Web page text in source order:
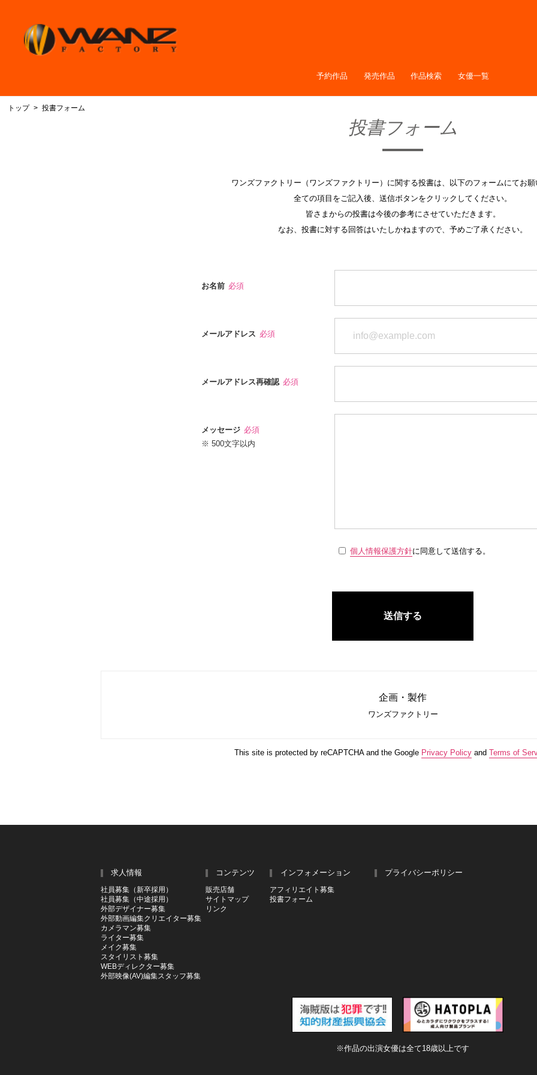
予約作品 発売作品 作品検索 女優一覧
トップ 投書フォーム
投書フォーム
ワンズファクトリー（ワンズファクトリー）に関する投書は、以下のフォームにてお願
全ての項目をご記入後、送信ボタンをクリックしてください。
皆さまからの投書は今後の参考にさせていただきます。
なお、投書に対する回答はいたしかねますので、予めご了承ください。
お名前 必須
メールアドレス 必須
メールアドレス再確認 必須
メッセージ 必須
※ 500文字以内
個人情報保護方針に同意して送信する。
送信する
企画・製作
ワンズファクトリー
This site is protected by reCAPTCHA and the Google Privacy Policy and Terms of
求人情報
社員募集（新卒採用）
社員募集（中途採用）
外部デザイナー募集
外部動画編集クリエイター募集
カメラマン募集
ライター募集
メイク募集
スタイリスト募集
WEBディレクター募集
外部映像(AV)編集スタッフ募集
コンテンツ
販売店舗
サイトマップ
リンク
インフォメーション
アフィリエイト募集
投書フォーム
プライバシーポリシー
※作品の出演女優は全て18歳以上です